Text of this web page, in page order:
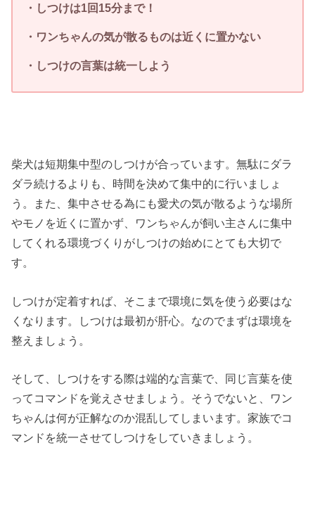
・しつけは1 回15分まで！
・ワンちゃんの気が散るものは近くに置かない
・しつけの言葉は統一しよう
柴犬は短期集中型のしつけが合っています。無駄にダラ
ダラ続けるよりも、時間を決めて集中的に行いましょ
う。また、集中させる為にも愛犬の気が散るような場所
やモノを近くに置かず、ワンちゃんが飼い主さんに集中
してくれる環境づくりがしつけの始めにとても大切で
す。
しつけが定着すれば、そこまで環境に気を使う必要はな
くなります。しつけは最初が肝心。なのでまずは環境を
整えましょう。
そして、しつけをする際は端的な言葉で、同じ言葉を使
ってコマンドを覚えさせましょう。そうでないと、ワン
ちゃんは何が正解なのか混乱してしまいます。家族でコ
マンドを統一させてしつけをしていきましょう。